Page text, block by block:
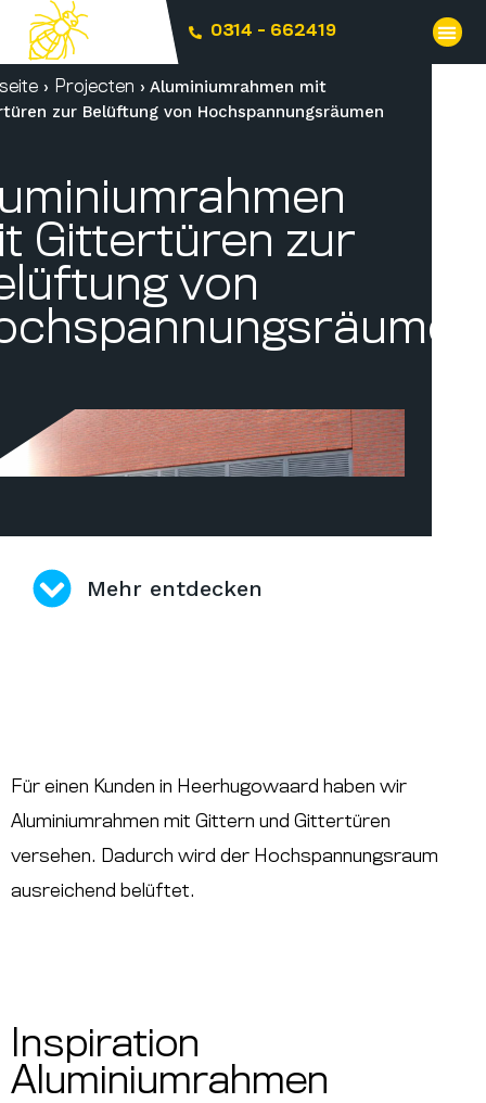
0314 - 662419
› Projecten › Aluminiumrahmen mit
zur Belüftung von Hochspannungsräumen
Gittertüren zur
von
Mehr entdecken
Für einen Kunden in Heerhugowaard haben wir
Aluminiumrahmen mit Gittern und Gittertüren
versehen. Dadurch wird der Hochspannungsraum
ausreichend belüftet.
Inspiration
Aluminiumrahmen